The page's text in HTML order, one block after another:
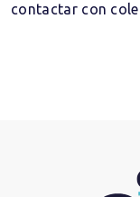
contactar con